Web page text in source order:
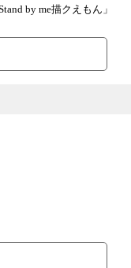
by me描クえもん」